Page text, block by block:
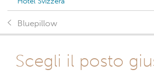
Bluepillow
Scegli il posto